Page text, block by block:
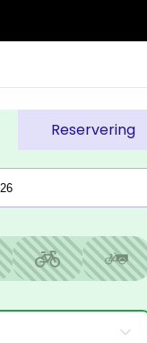
Reservering